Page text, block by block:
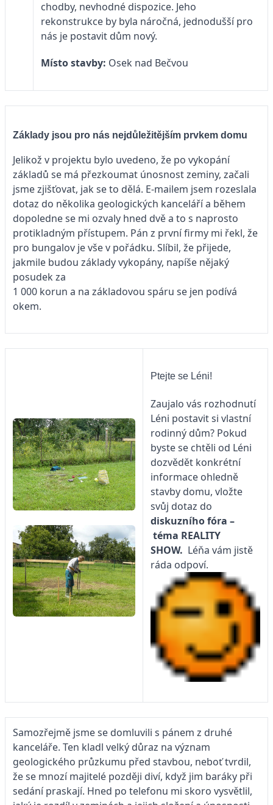
chodby, nevhodné dispozice. Jeho
rekonstrukce by byla náročná, jednodušší pro
nás je postavit dům nový.
Místo stavby: Osek nad Bečvou
Základy jsou pro nás nejdůležitějším prvkem domu
Jelikož v projektu bylo uvedeno, že po vykopání
základů se má přezkoumat únosnost zeminy, začali
jsme zjišťovat, jak se to dělá. E-mailem jsem rozeslala
dotaz do několika geologických kanceláří a během
dopoledne se mi ozvaly hned dvě a to s naprosto
protikladným přístupem. Pán z první firmy mi řekl, že
pro bungalov je vše v pořádku. Slíbil, že přijede,
jakmile budou základy vykopány, napíše nějaký
posudek za
1 000 korun a na základovou spáru se jen podívá
okem.
Ptejte se Léni!
Zaujalo vás rozhodnutí
Léni postavit si vlastní
rodinný dům? Pokud
byste se chtěli od Léni
dozvědět konkrétní
informace ohledně
stavby domu, vložte
svůj dotaz do
diskuzního fóra –
téma REALITY
SHOW. Léňa vám jistě
ráda odpoví.
Samozřejmě jsme se domluvili s pánem z druhé
kanceláře. Ten kladl velký důraz na význam
geologického průzkumu před stavbou, neboť tvrdil,
že se mnozí majitelé později diví, když jim baráky při
sedání praskají. Hned po telefonu mi skoro vysvětlil,